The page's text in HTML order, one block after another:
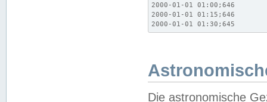
2000-01-01 01:00;646
2000-01-01 01:15;646
2000-01-01 01:30;645
Die astronomische